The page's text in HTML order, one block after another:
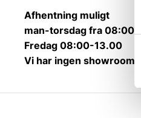
Afhentning muligt
man-torsdag fra 08:00-
Fredag 08:00-13.00
Vi har ingen showroom.